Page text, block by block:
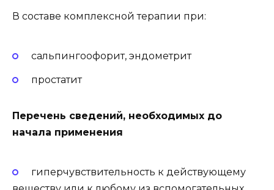
В составе комплексной терапии при:
сальпингоофорит, эндометрит
простатит
Перечень сведений, необходимых до
начала применения
гиперчувствительность к действующему